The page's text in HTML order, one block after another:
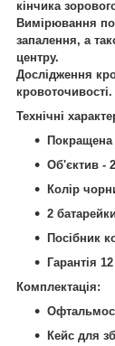
кінчика
Вимірювання
запалення, а
центру.
Дослідження
кровоточивості.
Технічні
Покращена
Об'єктив -
Колір
2
Посібник
Гарантія
Комплектація:
Кейс для